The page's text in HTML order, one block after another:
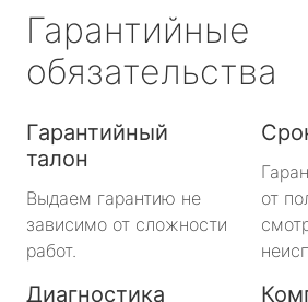
Гарантийные
обязательства
Гарантийный
талон
Выдаем гарантию не
зависимо от сложности
работ.
от
Диагностика